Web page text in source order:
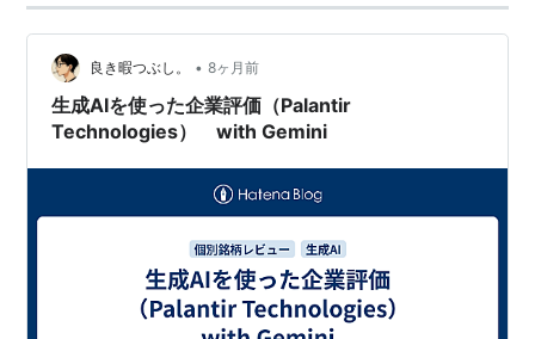
良き暇つぶし。 • 8ヶ月前
生成AIを使った企業評価（Palantir
Technologies） with Gemini